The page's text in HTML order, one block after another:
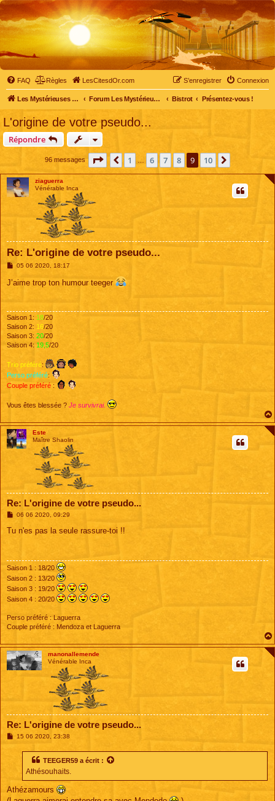
FAQ Règles LesCitesdOr.com Connexion
S’enregistrer
Les Mystérieuses Cités d'Or - LesCitesdOr.com Forum Les Mystérieuses Cités d'Or Bistrot Présentez-vous !
L'origine de votre pseudo...
Répondre
96 messages Page sur 10
Précédente
1 6 7 8 9 10 Suivante
ziaguerra
Vénérable Inca
Re: L'origine de votre pseudo...
M
s
05 06 2020, 18:17
J’aime trop ton humour teeger
Saison 1: 18/20
Saison 2: 16/20
Saison 3: 20/20
Saison 4: 19,5/20
Trio préféré:
Perso préféré:
Couple préféré :
Vous êtes blessée ? Je survivrai.
Este
Maître Shaolin
Re: L'origine de votre pseudo...
M
s
06 06 2020, 09:29
Tu n'es pas la seule rassure-toi !!
Saison 1 : 18/20
Saison 2 : 13/20
Saison 3 : 19/20
Saison 4 : 20/20
Perso préféré : Laguerra
Couple préféré : Mendoza et Laguerra
manonallemende
Vénérable Inca
Re: L'origine de votre pseudo...
M
15 06 2020, 23:38
TEEGER59 a écrit :
Athésouhaits.
Athézamours